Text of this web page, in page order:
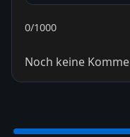
0/1000
Noch keine